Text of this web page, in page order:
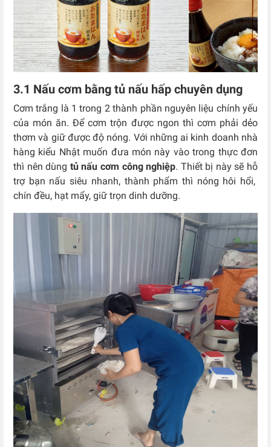
3.1 Nấu cơm bằng tủ nấu hấp chuyên dụng
Cơm trắng là 1 trong 2 thành phần nguyên liệu chính yếu
của món ăn. Để cơm trộn được ngon thì cơm phải dẻo
thơm và giữ được độ nóng. Với những ai kinh doanh nhà
hàng kiểu Nhật muốn đưa món này vào trong thực đơn
thì nên dùng tủ nấu cơm công nghiệp. Thiết bị này sẽ hỗ
trợ bạn nấu siêu nhanh, thành phẩm thì nóng hôi hổi,
chín đều, hạt mẩy, giữ trọn dinh dưỡng.